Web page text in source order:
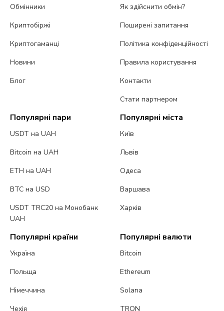
Обмінники
Криптобіржі
Криптогаманці
Новини
Блог
Як здійснити обмін?
Поширені запитання
Політика конфіденційності
Правила користування
Контакти
Стати партнером
Популярні пари
USDT на UAH
Bitcoin на UAH
ETH на UAH
BTC на USD
USDT TRC20 на Монобанк
UAH
Популярні міста
Київ
Львів
Одеса
Варшава
Харків
Популярні країни
Україна
Польща
Німеччина
Чехія
Популярні валюти
Bitcoin
Ethereum
Solana
TRON